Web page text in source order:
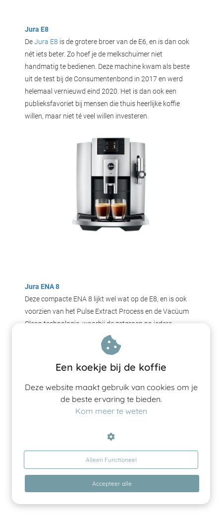
Jura E8
DeJura E8 is de grotere broer van de E6, en is dan ook
nét iets beter. Zo hoef je de melkschuimer niet
handmatig te bedienen. Deze machine kwam als beste
uit de test bij de Consumentenbond in 2017 en werd
helemaal vernieuwd eind 2020. Het is dan ook een
publieksfavoriet bij mensen die thuis heerlijke koffie
willen, maar niet té veel willen investeren.
Jura ENA 8
Deze compacte ENA 8 lijkt wel wat op de E8, en is ook
voorzien van het Pulse Extract Process en de Vacüum
Clean technologie, waarbij de zetgroep na iedere
zetbeurt compleet wordt droog gezogen. Niet alleen is
de machine droog en schoon, het zet ook nog eens een
automatisch.Een koekje bij de koffie
Deze website maakt gebruik van cookies om je
de beste ervaring te bieden.
Kom meer te weten
Alleen Functioneel
Accepteer alle